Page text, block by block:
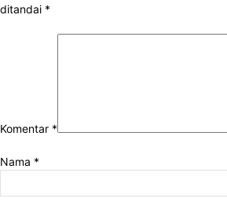
ditandai *
Komentar *
Nama *